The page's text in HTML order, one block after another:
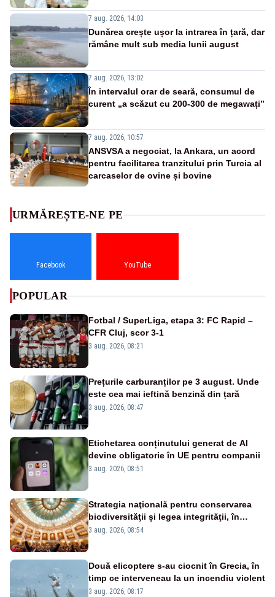
7 aug. 2026, 14:03
Dunărea crește ușor la intrarea în țară, dar
rămâne mult sub media lunii august
7 aug. 2026, 13:02
În intervalul orar de seară, consumul de
curent „a scăzut cu 200-300 de megawați”
7 aug. 2026, 10:57
ANSVSA a negociat, la Ankara, un acord
pentru facilitarea tranzitului prin Turcia al
carcaselor de ovine și bovine
URMĂREȘTE-NE PE
Facebook YouTube
POPULAR
Fotbal / SuperLiga, etapa 3: FC Rapid –
CFR Cluj, scor 3-1
3 aug. 2026, 08:21
Prețurile carburanților pe 3 august. Unde
este cea mai ieftină benzină din țară
3 aug. 2026, 08:47
Etichetarea conținutului generat de AI
devine obligatorie în UE pentru companii
3 aug. 2026, 08:51
Strategia naţională pentru conservarea
biodiversităţii și legea integrităţii, în
dezbatere
3 aug. 2026, 08:54
Două elicoptere s-au ciocnit în Grecia, în
timp ce interveneau la un incendiu violent
3 aug. 2026, 08:17